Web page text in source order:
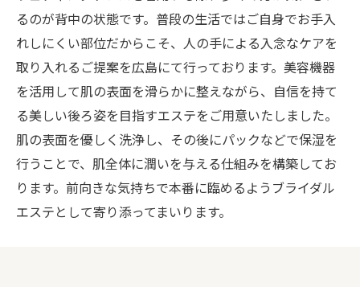
るのが背中の状態です。普段の生活ではご自身でお手入
れしにくい部位だからこそ、人の手による入念なケアを
取り入れるご提案を広島にて行っております。美容機器
を活用して肌の表面を滑らかに整えながら、自信を持て
る美しい後ろ姿を目指すエステをご用意いたしました。
肌の表面を優しく洗浄し、その後にパックなどで保湿を
行うことで、肌全体に潤いを与える仕組みを構築してお
ります。前向きな気持ちで本番に臨めるようブライダル
エステとして寄り添ってまいります。